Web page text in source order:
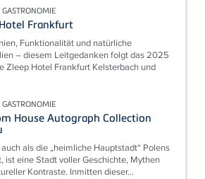
Frankfurt
Funktionalität und natürliche
– diesem Leitgedanken folgt das 2025
Zleep Hotel Frankfurt Kelsterbach und
House Autograph Collection
als die „heimliche Hauptstadt“ Polens
ist eine Stadt voller Geschichte, Mythen
Kontraste. Inmitten dieser...